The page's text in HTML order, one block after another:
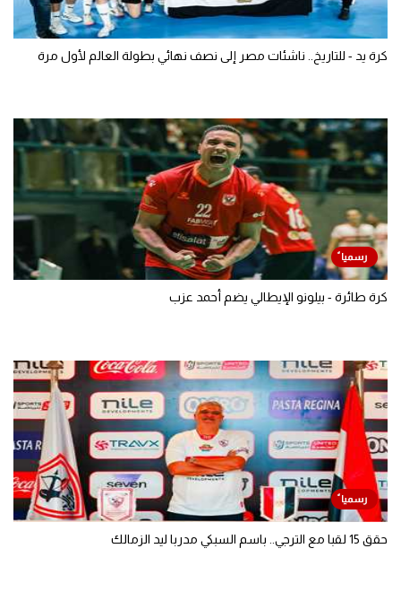
كرة يد - للتاريخ.. ناشئات مصر إلى نصف نهائي بطولة العالم لأول مرة
كرة طائرة - بيلونو الإيطالي يضم أحمد عزب
حقق 15 لقبا مع الترجي.. باسم السبكي مدربا ليد الزمالك